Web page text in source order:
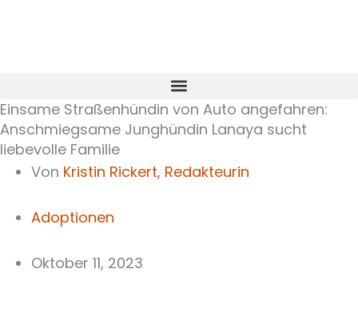
Einsame Straßenhündin von Auto angefahren:
Anschmiegsame Junghündin Lanaya sucht
liebevolle Familie
Von Kristin Rickert, Redakteurin
Adoptionen
Oktober 11, 2023